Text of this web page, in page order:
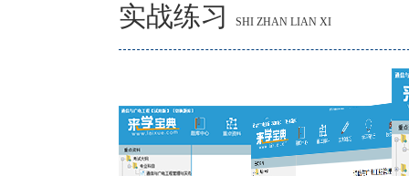
实战练习 SHI ZHAN LIAN XI